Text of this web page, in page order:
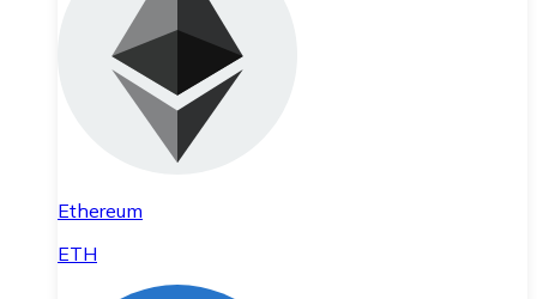
Ethereum
ETH